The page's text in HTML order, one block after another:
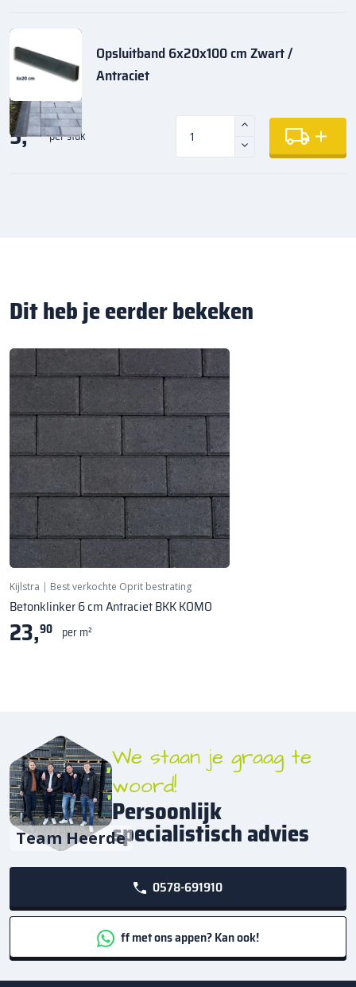
Opsluitband 6x20x100 cm Zwart /
Antraciet
5,35 per stuk
Dit heb je eerder bekeken
Kijlstra | Best verkochte Oprit bestrating
Betonklinker 6 cm Antraciet BKK KOMO
23,90 per m²
Team Heerde
We staan je graag te
woord!
Persoonlijk
specialistisch advies
0578-691910
ff met ons appen? Kan ook!